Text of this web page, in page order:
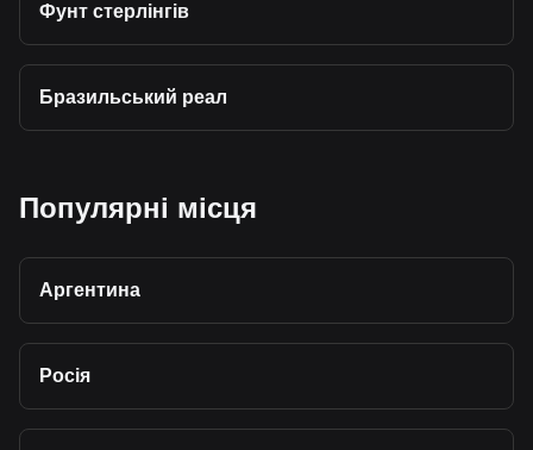
Фунт стерлінгів
Бразильський реал
Популярні місця
Аргентина
Росія